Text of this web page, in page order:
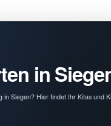
in
Siegen? Hier findet Ihr Kitas